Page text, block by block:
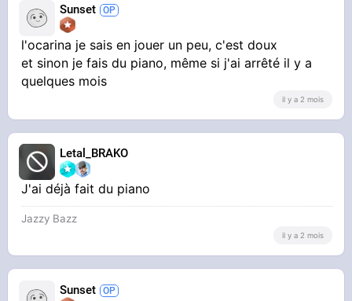
Sunset
l'ocarina je sais en jouer un peu, c'est doux
et sinon je fais du piano, même si j'ai arrêté il y a
quelques mois
il y a 2 mois
Letal_BRAKO
J'ai déjà fait du piano
Jazzy Bazz
il y a 2 mois
Sunset